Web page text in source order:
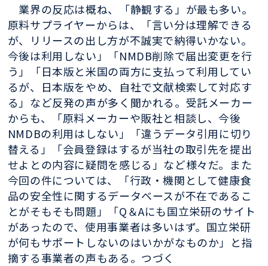
業界の反応は概ね、「静観する」が最も多い。
原料サプライヤーからは、「言い分は理解できる
が、リリースの出し方が不誠実で納得いかない。
今後は利用しない」「NMDB削除で届出変更を行
う」「日本版と米国の両方に支払って利用してい
るが、日本版をやめ、自社で文献検索して対応す
る」など反発の声が多く聞かれる。受託メーカー
からも、「原料メーカーや販社と相談し、今後
NMDBの利用はしない」「違うデータ引用に切り
替える」「会員登録はするが当社の取引先を提出
せよとの内容に疑問を感じる」など様々だ。また
今回の件については、「行政・機関として健康食
品の安全性に関するデータベースが不在であるこ
とがそもそも問題」「Q＆Aにも国立栄研のサイト
があったので、使用事業者は多いはず。国立栄研
が何もサポートしないのはいかがなものか」と指
摘する事業者の声もある。つづく